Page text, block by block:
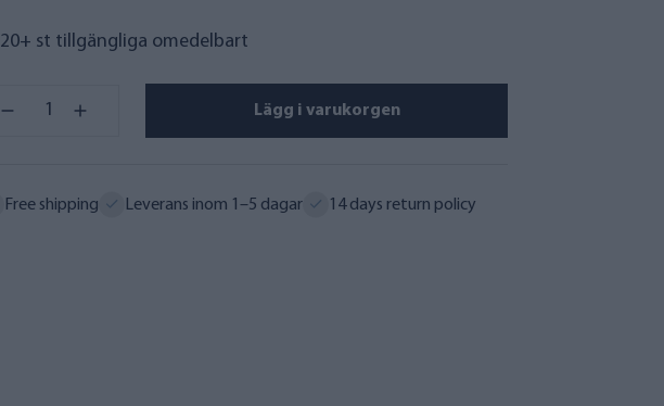
20+ st tillgängliga omedelbart
Lägg i varukorgen
Free shipping Leverans inom 1–5 dagar 14 days return policy